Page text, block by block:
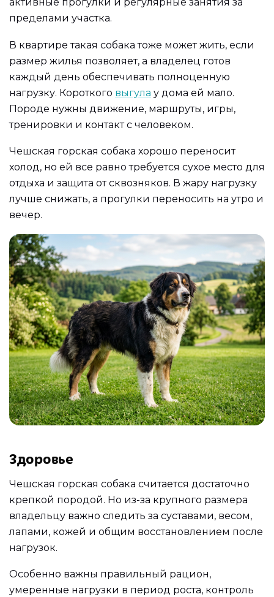
пределами участка.
В квартире такая собака тоже может жить, если
размер жилья позволяет, а владелец готов
каждый день обеспечивать полноценную
нагрузку. Короткого выгула у дома ей мало.
Породе нужны движение, маршруты, игры,
тренировки и контакт с человеком.
Чешская горская собака хорошо переносит
холод, но ей все равно требуется сухое место для
отдыха и защита от сквозняков. В жару нагрузку
лучше снижать, а прогулки переносить на утро и
вечер.
Здоровье
Чешская горская собака считается достаточно
крепкой породой. Но из-за крупного размера
владельцу важно следить за суставами, весом,
лапами, кожей и общим восстановлением после
нагрузок.
Особенно важны правильный рацион,
умеренные нагрузки в период роста, контроль